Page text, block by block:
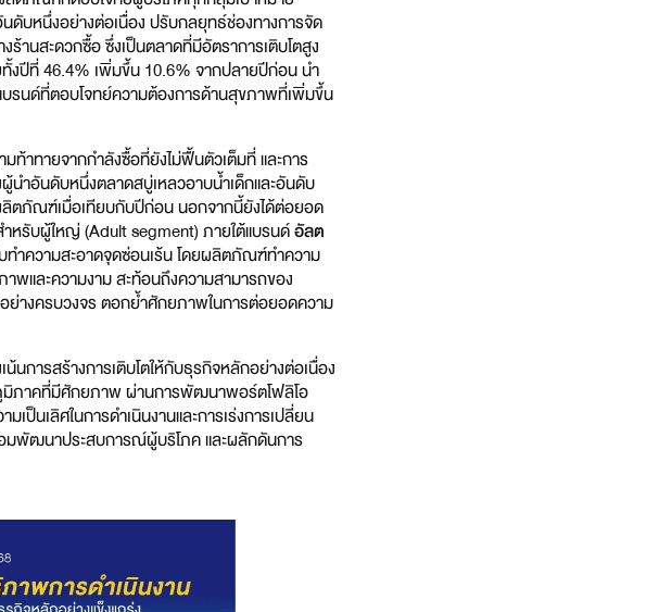
บหนึ่งอย่างต่อเนื่อง ปรับกลยุทธ์ช่องทางการจัด
ร้านสะดวกซื้อ ซึ่งเป็นตลาดที่มีอัตราการเติบโตสูง
งปีที่ 46.4% เพิ่มขึ้น 10.6% จากปลายปีก่อน นำ
แบรนด์ที่ตอบโจทย์ความต้องการด้านสุขภาพที่เพิ่มขึ้น
าทายจากกำลังซื้อที่ยังไม่ฟื้นตัวเต็มที่ และการ
นำอันดับหนึ่งตลาดสบู่เหลวอาบน้ำเด็กและอันดับ
ลิตภัณฑ์เมื่อเทียบกับปีก่อน นอกจากนี้ยังได้ต่อยอด
หรับผู้ใหญ่ (Adult segment) ภายใต้แบรนด์อัลต
ทำความสะอาดจุดซ่อนเร้น โดยผลิตภัณฑ์ทำความ
พและความงาม สะท้อนถึงความสามารถของ
ย่างครบวงจร ตอกย้ำศักยภาพในการต่อยอดความ
นการสร้างการเติบโตให้กับธุรกิจหลักอย่างต่อเนื่อง
ภูมิภาคที่มีศักยภาพ ผ่านการพัฒนาพอร์ตโฟลิโอ
นเลิศในการดำเนินงานและการเร่งการเปลี่ยน
มพัฒนาประสบการณ์ผู้บริโภค และผลักดันการ